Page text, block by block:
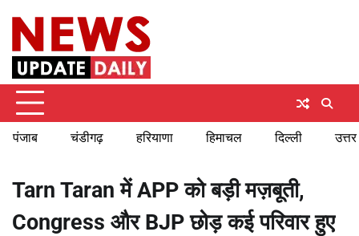
content
पंजाब चंडीगढ़ हरियाणा हिमाचल दिल्ली
Tarn Taran में APP को बड़ी मज़बूती,
Congress और BJP छोड़ कई परिवार हुए